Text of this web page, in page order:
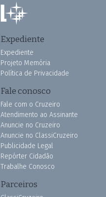
Expediente
Expediente
Projeto Memória
Política de Privacidade
Fale conosco
Fale com o Cruzeiro
Atendimento ao Assinante
Anuncie no Cruzeiro
Anuncie no ClassiCruzeiro
Publicidade Legal
Repórter Cidadão
Trabalhe Conosco
Parceiros